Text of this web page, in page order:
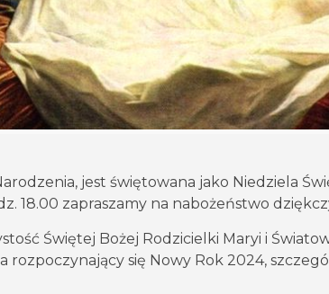
jest świętowana jako Niedziela
18.00 zapraszamy na nabożeństwo
Świętej Bożej Rodzicielki Maryi i
rozpoczynający się Nowy Rok 2024,